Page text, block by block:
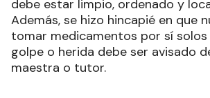
debe estar limpio, ordenado y
Además, se hizo hincapié en que
tomar medicamentos por sí solos
golpe o herida debe ser avisado
maestra o tutor.